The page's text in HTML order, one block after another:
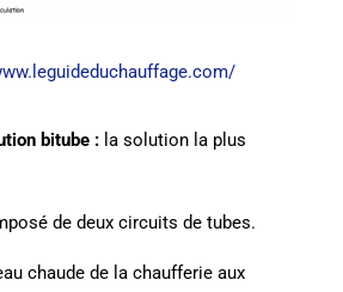
bitube :la solution la plus
de deux circuits de tubes.
chaude de la chaufferie aux